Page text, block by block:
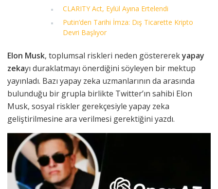
CLARITY Act, Eylül Ayına Ertelendi
Putin’den Tarihi İmza: Dış Ticarette Kripto
Devri Başlıyor
Elon Musk, toplumsal riskleri neden göstererekyapay
zekayı duraklatmayı önerdiğini söyleyen bir mektup
yayınladı. Bazı yapay zeka uzmanlarının da arasında
bulunduğu bir grupla birlikte Twitter’ın sahibi Elon
Musk, sosyal riskler gerekçesiyle yapay zeka
geliştirilmesine ara verilmesi gerektiğini yazdı.